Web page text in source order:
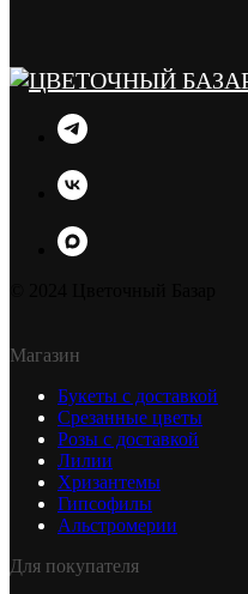
Магазин
Букеты с доставкой
Срезанные цветы
Розы с доставкой
Лилии
Хризантемы
Гипсофилы
Альстромерии
Для покупателя